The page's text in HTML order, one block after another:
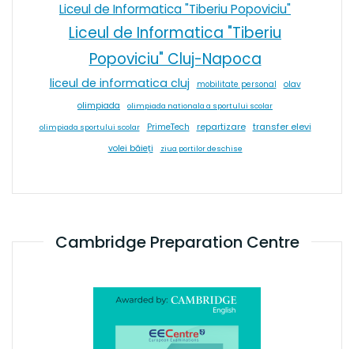
Liceul de Informatica "Tiberiu Popoviciu"
Liceul de Informatica "Tiberiu
Popoviciu" Cluj-Napoca
liceul de informatica cluj mobilitate personal
olav
olimpiada
olimpiada nationala a sportului scolar
olimpiada sportului scolar PrimeTech repartizare transfer elevi
volei băieți ziua portilor deschise
Cambridge Preparation Centre